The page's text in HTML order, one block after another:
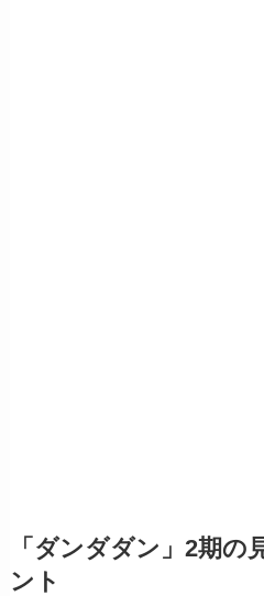
「ダンダダン」2期の
ント